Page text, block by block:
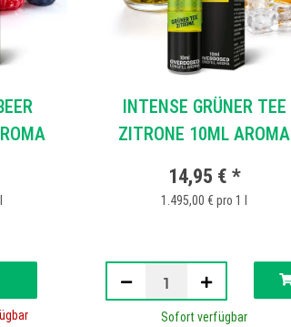
INTENSE GRÜNER TEE
ZITRONE 10ML AROMA
14,95 € *
1.495,00 € pro 1 l
Sofort verfügbar